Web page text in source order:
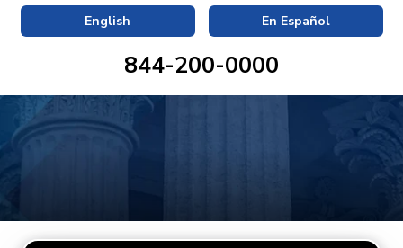
English En Español
844-200-0000